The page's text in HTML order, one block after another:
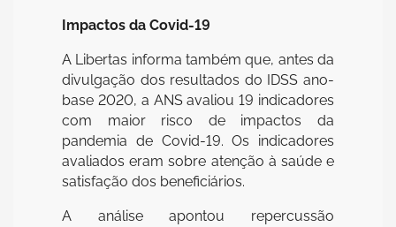
Impactos da Covid-19
A Libertas informa também que, antes da
divulgação dos resultados do IDSS ano-
base 2020, a ANS avaliou 19 indicadores
com maior risco de impactos da
pandemia de Covid-19. Os indicadores
avaliados eram sobre atenção à saúde e
satisfação dos beneficiários.
A análise apontou repercussão